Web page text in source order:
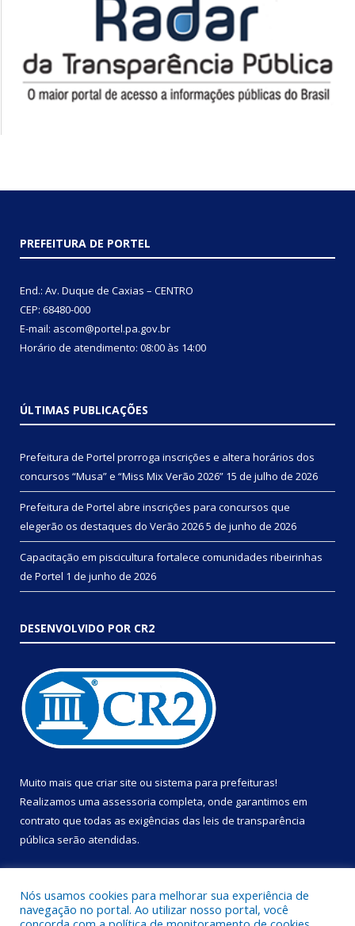
PREFEITURA DE PORTEL
End.: Av. Duque de Caxias – CENTRO
CEP: 68480-000
E-mail: ascom@portel.pa.gov.br
Horário de atendimento: 08:00 às 14:00
ÚLTIMAS PUBLICAÇÕES
Prefeitura de Portel prorroga inscrições e altera horários dos
concursos “Musa” e “Miss Mix Verão 2026” 15 de julho de 2026
Prefeitura de Portel abre inscrições para concursos que
elegerão os destaques do Verão 20265 de junho de 2026
Capacitação em piscicultura fortalece comunidades ribeirinhas
de Portel 1 de junho de 2026
DESENVOLVIDO POR CR2
Muito mais que criar site ou sistema para prefeituras!
Realizamos uma assessoria completa, onde garantimos em
contrato que todas as exigências das leis de transparência
pública serão atendidas.
Nós usamos cookies para melhorar sua experiência de
navegação no portal. Ao utilizar nosso portal, você